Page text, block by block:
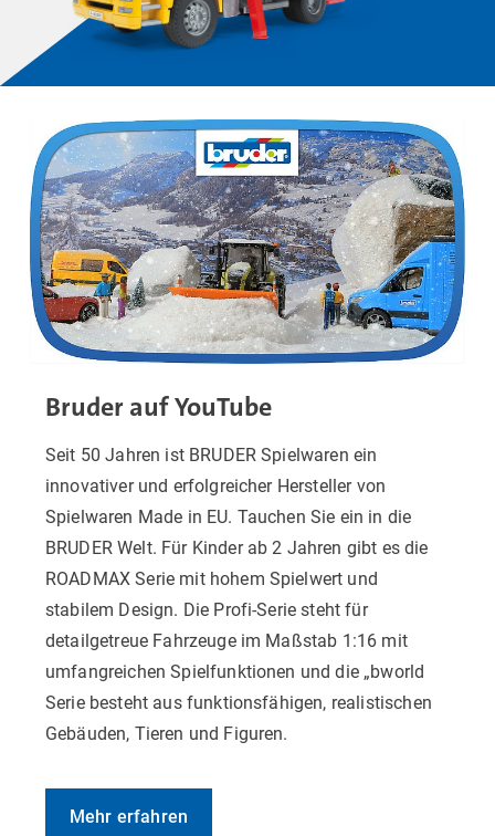
Bruder auf YouTube
Seit 50 Jahren ist BRUDER Spielwaren ein
innovativer und erfolgreicher Hersteller von
Spielwaren Made in EU. Tauchen Sie ein in die
BRUDER Welt. Für Kinder ab 2 Jahren gibt es die
ROADMAX Serie mit hohem Spielwert und
stabilem Design. Die Profi-Serie steht für
detailgetreue Fahrzeuge im Maßstab 1:16 mit
umfangreichen Spielfunktionen und die „bworld
Serie besteht aus funktionsfähigen, realistischen
Gebäuden, Tieren und Figuren.
Mehr erfahren